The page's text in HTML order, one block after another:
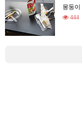
몽둥이
444